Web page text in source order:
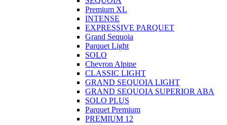
Premium XL
INTENSE
EXPRESSIVE PARQUET
Grand Sequoia
Parquet Light
SOLO
Chevron Alpine
CLASSIC LIGHT
GRAND SEQUOIA LIGHT
GRAND SEQUOIA SUPERIOR ABA
SOLO PLUS
Parquet Premium
PREMIUM 12